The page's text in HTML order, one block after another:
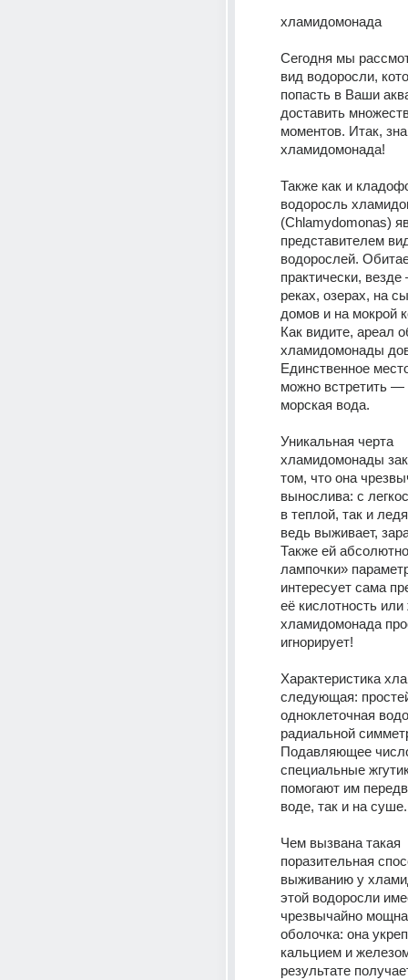
хламидомонада
Сегодня мы
вид водоросли,
попасть в Ваши
доставить
моментов. Итак,
хламидомонада!
Также как и
водоросль
(Chlamydomonas)
представителем
водорослей.
практически,
реках, озерах, на
домов и на мокрой
Как видите, ареал
хламидомонады
Единственное
можно встретить —
морская вода.
Уникальная черта
хламидомонады
том, что она
вынослива: с
в теплой, так и
ведь выживает,
Также ей
лампочки»
интересует сама
её кислотность или
хламидомонада
игнорирует!
Характеристика
следующая:
одноклеточная
радиальной
Подавляющее
специальные
помогают им
воде, так и на
Чем вызвана такая
поразительная
выживанию у
этой водоросли
чрезвычайно
оболочка: она
кальцием и
результате